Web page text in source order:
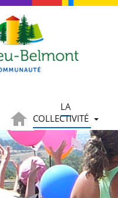
LA
COLLECTIVITÉ